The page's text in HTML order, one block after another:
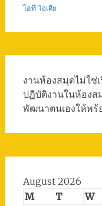
ไอที ไอเดีย
งานห้องสมุดไม่ใช่
ปฏิบัติงานในห้องส
พัฒนาตนเองให้พร้
August 2026
M
T W